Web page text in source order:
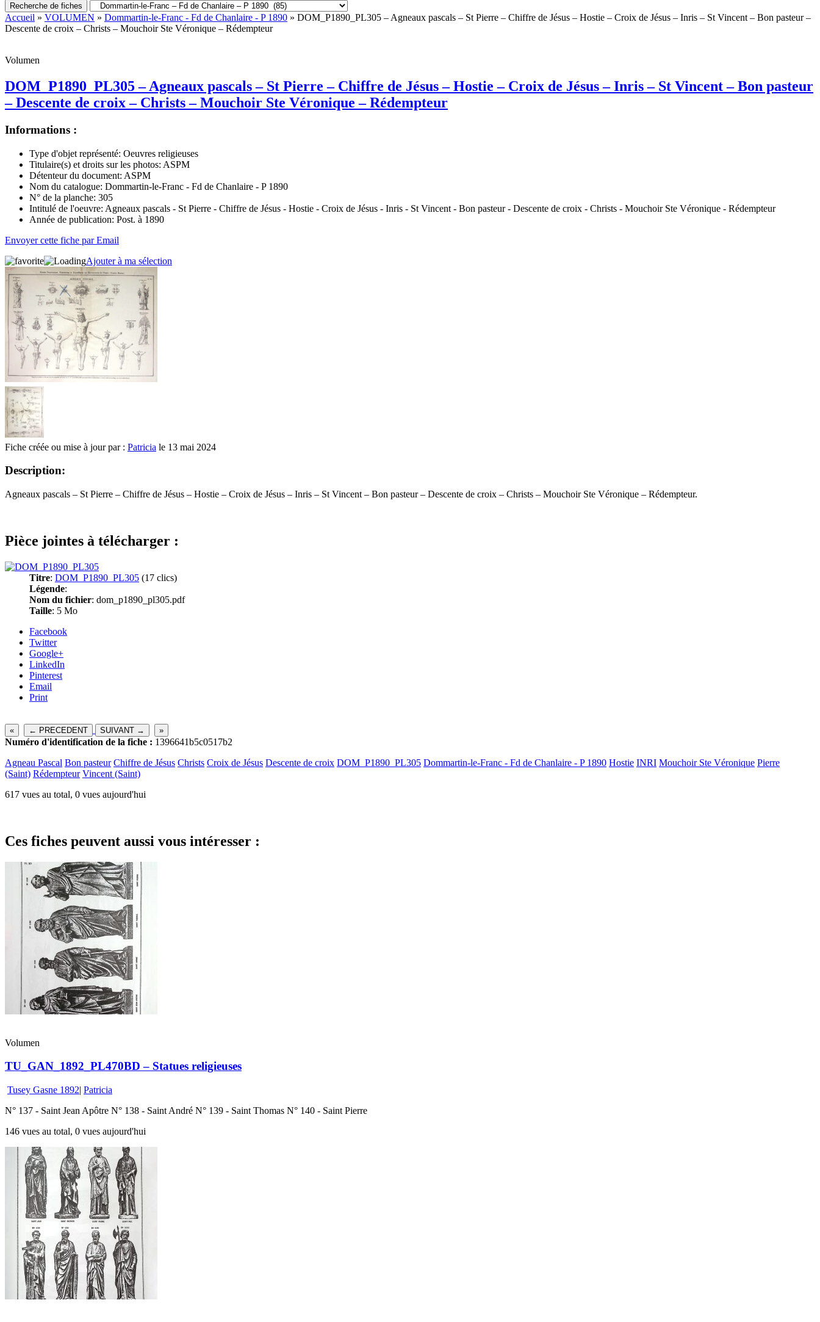
Recherche de fiches
Accueil » VOLUMEN » Dommartin-le-Franc - Fd de Chanlaire - P 1890 » DOM_P1890_PL305 – Agneaux pascals – St Pierre – Chiffre de Jésus – Hostie – Croix de Jésus – Inris – St Vincent – Bon pasteur –
Descente de croix – Christs – Mouchoir Ste Véronique – Rédempteur
Volumen
DOM_P1890_PL305 – Agneaux pascals – St Pierre – Chiffre de Jésus – Hostie – Croix de Jésus – Inris – St Vincent – Bon pasteur
– Descente de croix – Christs – Mouchoir Ste Véronique – Rédempteur
Informations :
Type d'objet représenté: Oeuvres religieuses
Titulaire(s) et droits sur les photos: ASPM
Détenteur du document: ASPM
Nom du catalogue: Dommartin-le-Franc - Fd de Chanlaire - P 1890
N° de la planche: 305
Intitulé de l'oeuvre: Agneaux pascals - St Pierre - Chiffre de Jésus - Hostie - Croix de Jésus - Inris - St Vincent - Bon pasteur - Descente de croix - Christs - Mouchoir Ste Véronique - Rédempteur
Année de publication: Post. à 1890
Envoyer cette fiche par Email
Ajouter à ma sélection
Fiche créée ou mise à jour par : Patricia le 13 mai 2024
Description:
Agneaux pascals – St Pierre – Chiffre de Jésus – Hostie – Croix de Jésus – Inris – St Vincent – Bon pasteur – Descente de croix – Christs – Mouchoir Ste Véronique – Rédempteur.
Pièce jointes à télécharger :
Titre: DOM_P1890_PL305 (17 clics)
Légende:
Nom du fichier: dom_p1890_pl305.pdf
Taille: 5 Mo
Facebook
Twitter
Google+
LinkedIn
Pinterest
Email
Print
« ← PRECEDENT SUIVANT → »
Numéro d'identification de la fiche : 1396641b5c0517b2
Agneau Pascal Bon pasteur Chiffre de Jésus Christs Croix de Jésus Descente de croix DOM_P1890_PL305 Dommartin-le-Franc - Fd de Chanlaire - P 1890 Hostie INRI Mouchoir Ste Véronique Pierre
(Saint) Rédempteur Vincent (Saint)
617 vues au total, 0 vues aujourd'hui
Ces fiches peuvent aussi vous intéresser :
Volumen
TU_GAN_1892_PL470BD – Statues religieuses
Tusey Gasne 1892| Patricia
N° 137 - Saint Jean Apôtre N° 138 - Saint André N° 139 - Saint Thomas N° 140 - Saint Pierre
146 vues au total, 0 vues aujourd'hui